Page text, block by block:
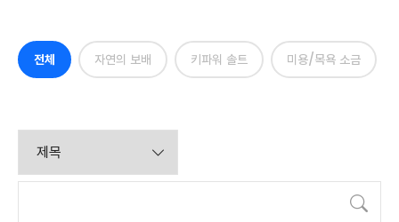
전체 자연의 보배 키파워 솔트 미용/목욕 소금
검색